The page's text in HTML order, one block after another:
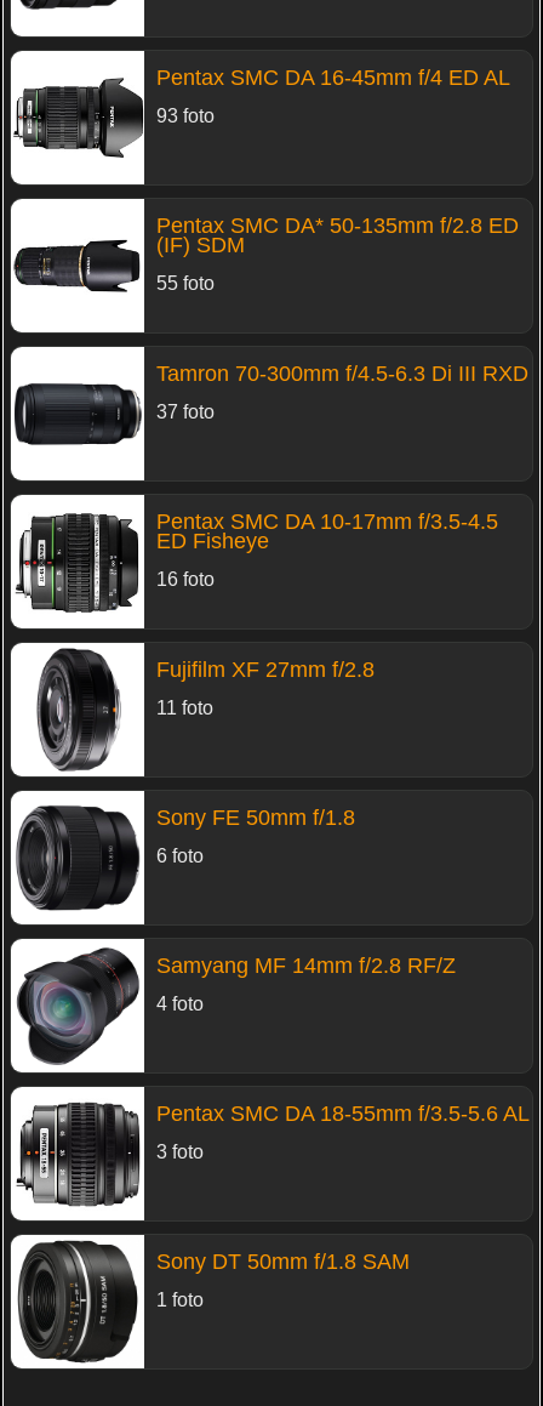
Pentax SMC DA 16-45mm f/4 ED AL
93 foto
Pentax SMC DA* 50-135mm f/2.8 ED
(IF) SDM
55 foto
Tamron 70-300mm f/4.5-6.3 Di III RXD
37 foto
Pentax SMC DA 10-17mm f/3.5-4.5
ED Fisheye
16 foto
Fujifilm XF 27mm f/2.8
11 foto
Sony FE 50mm f/1.8
6 foto
Samyang MF 14mm f/2.8 RF/Z
4 foto
Pentax SMC DA 18-55mm f/3.5-5.6 AL
3 foto
Sony DT 50mm f/1.8 SAM
1 foto